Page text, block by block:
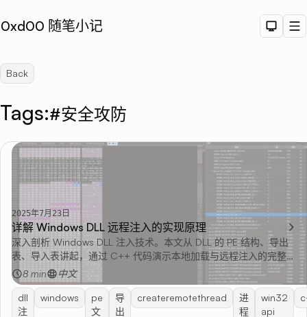
0xd00 随笔小记 Dark
Back
Tags:#安全攻防
2025年7月23日
详解 Windows DLL 远程注入的实现原理
深入剖析 Windows DLL 注入技术。本文从 DLL 的 PE 结构、导出
表、导入表讲起，通过 C++ 代码演示本地加载与远程注入的完整
流程，包括进程枚举、内存操作和利用 CreateRemoteThread 创建
远程线程。
8 min 中文
dll
注
windows
pe
文
导
出
createremotethread
进
程
win32
api